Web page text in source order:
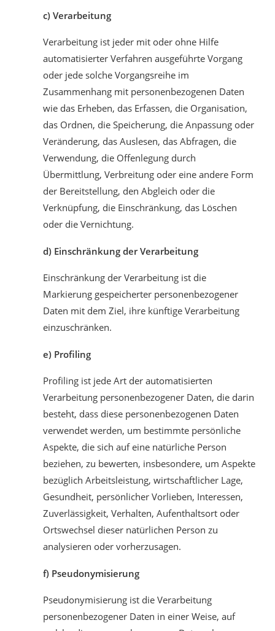
c) Verarbeitung
Verarbeitung ist jeder mit oder ohne Hilfe
automatisierter Verfahren ausgeführte Vorgang
oder jede solche Vorgangsreihe im
Zusammenhang mit personenbezogenen Daten
wie das Erheben, das Erfassen, die Organisation,
das Ordnen, die Speicherung, die Anpassung oder
Veränderung, das Auslesen, das Abfragen, die
Verwendung, die Offenlegung durch
Übermittlung, Verbreitung oder eine andere Form
der Bereitstellung, den Abgleich oder die
Verknüpfung, die Einschränkung, das Löschen
oder die Vernichtung.
d) Einschränkung der Verarbeitung
Einschränkung der Verarbeitung ist die
Markierung gespeicherter personenbezogener
Daten mit dem Ziel, ihre künftige Verarbeitung
einzuschränken.
e) Profiling
Profiling ist jede Art der automatisierten
Verarbeitung personenbezogener Daten, die darin
besteht, dass diese personenbezogenen Daten
verwendet werden, um bestimmte persönliche
Aspekte, die sich auf eine natürliche Person
beziehen, zu bewerten, insbesondere, um Aspekte
bezüglich Arbeitsleistung, wirtschaftlicher Lage,
Gesundheit, persönlicher Vorlieben, Interessen,
Zuverlässigkeit, Verhalten, Aufenthaltsort oder
Ortswechsel dieser natürlichen Person zu
analysieren oder vorherzusagen.
f) Pseudonymisierung
Pseudonymisierung ist die Verarbeitung
personenbezogener Daten in einer Weise, auf